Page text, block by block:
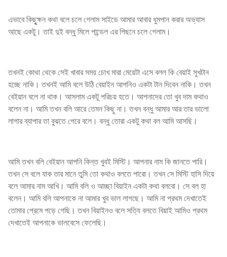
এভাবে কিছুুক্ষন কথা বলে চলে গেলাম সাইডে আমার আবার ধুমপান করার অভ্যাস
আছে একটু। তাই দুই বন্ধু মিলে পান্ডেল এর পিছনে চলে গেলাম।
তখনই কোথা থেকে সেই খাবার সময় চোখ মারা মেয়েটা এসে বলল কি বেয়াই সুখটান
হচ্ছে নাকি। তখনই আমি বলে উঠি বেয়াইন আপনিও একটা টান দিবেন নাকি। তখন
বেইয়ান বলে না থাক। আসলাম একটু পরিচয় হতে। আপনাদের তো খুব দাম কথাও
বলেন না। আমি তখন বলি আরে তেমন কিছু না। তখন বন্ধু আমার আর তার ভালো
লাগার ব্যাপার তা বুঝতে পেরে বলে। বন্ধু তোরা একটু কথা বল আমি আসছি।
আমি তখন বলি বেইয়ান আপনি কিন্ত খুবই মিস্টি। আপনার নাম কি জানতে পারি।
তখন সে বলে যাক তার মানে তুমি তো কথাও বলতে পারো। তখন সে মিস্টি হাসি দিয়ে
বলে আমার নাম আখি। আমি বলি ও আচ্ছা বিয়াইন একটা কথা বলবো। সে বল হা
বলেন। আমি বলি আপনাকে না আমার খুব ভাল লাগছে। আমি না প্রথম দেখাতেই
তোমার প্রেমে পড়ে গেছি। তখন বিয়াইনও বলে সত্যি বলতে বিয়াই আমিও প্রথম
দেখাতেই আপনাকে ভালবেসে ফেলেছি।